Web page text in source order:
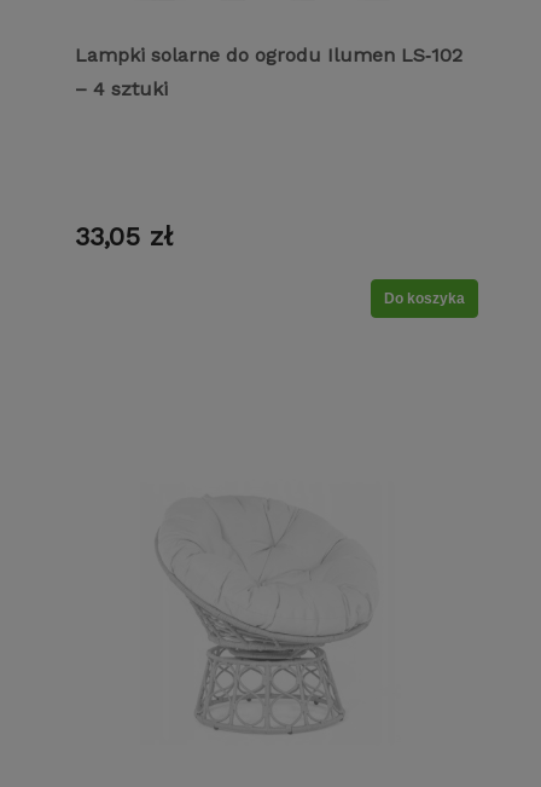
Lampki solarne do ogrodu Ilumen LS‑102
– 4 sztuki
33,05 zł
Do koszyka